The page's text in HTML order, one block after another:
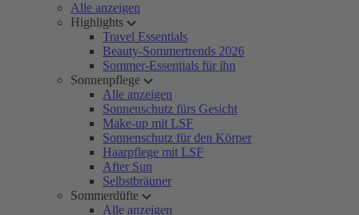
Alle anzeigen
Highlights
Travel Essentials
Beauty-Sommertrends 2026
Sommer-Essentials für ihn
Sonnenpflege
Alle anzeigen
Sonnenschutz fürs Gesicht
Make-up mit LSF
Sonnenschutz für den Körper
Haarpflege mit LSF
After Sun
Selbstbräuner
Sommerdüfte
Alle anzeigen